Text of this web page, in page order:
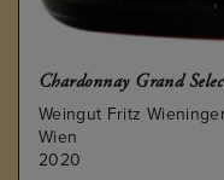
Chardonnay Grand
Weingut Fritz
Wien
2020